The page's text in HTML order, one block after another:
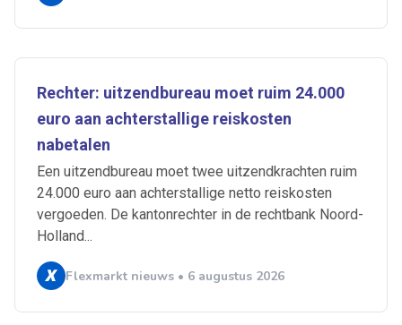
Rechter: uitzendbureau moet ruim 24.000
euro aan achterstallige reiskosten
nabetalen
Een uitzendbureau moet twee uitzendkrachten ruim
24.000 euro aan achterstallige netto reiskosten
vergoeden. De kantonrechter in de rechtbank Noord-
Holland...
Flexmarkt nieuws • 6 augustus 2026